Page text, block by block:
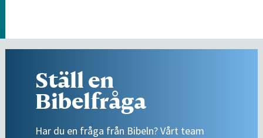
Ställ en
Bibelfråga
Har du en fråga från Bibeln? Vårt team